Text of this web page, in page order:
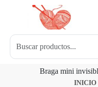
Braga mini
INICIO